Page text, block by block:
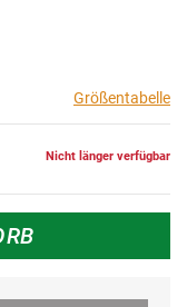
Größentabelle
Nicht länger verfügbar